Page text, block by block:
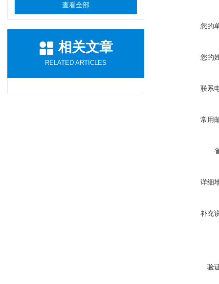
查看全部
相关文章
RELATED ARTICLES
您的
您的
联系
常用
详细
补充
验